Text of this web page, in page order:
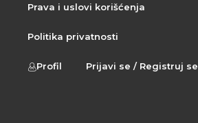
Prava i uslovi korišćenja
Politika privatnosti
Profil Prijavi se / Registruj se